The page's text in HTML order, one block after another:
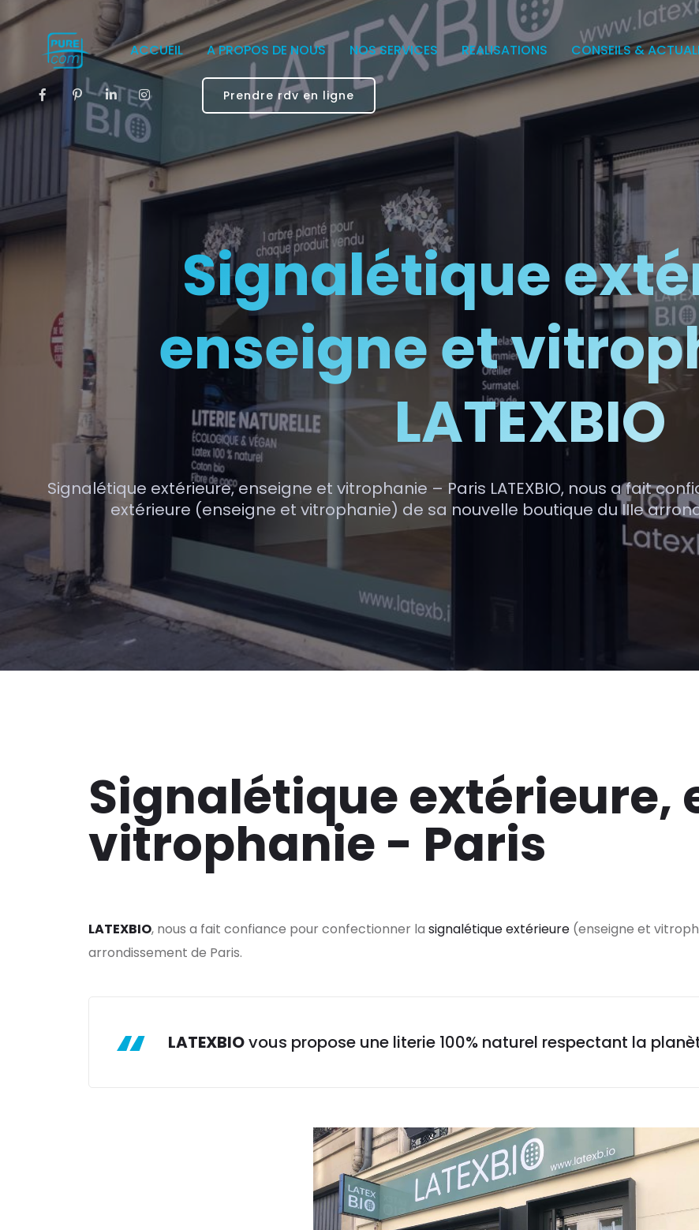
ACCUEIL A PROPOS DE NOUS NOS SERVICES REALISATIONS CONSEILS &
Prendre rdv en ligne
Signalétique
enseigne et
LATEXBIO
Signalétique extérieure, enseigne et vitrophanie – Paris LATEXBIO, nous a fait
extérieure (enseigne et vitrophanie) de sa nouvelle boutique du IIIe
Signalétique extérieure,
vitrophanie - Paris
LATEXBIO, nous a fait confiance pour confectionner la signalétique extérieure (enseigne et
arrondissement de Paris.
LATEXBIOvous propose une literie 100% naturel respectant la